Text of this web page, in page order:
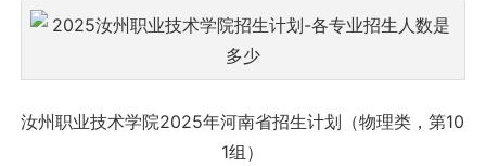
汝州职业技术学院2025年河南省招生计划（物理类，第10
1组）